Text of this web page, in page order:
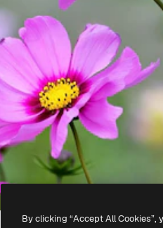
By clicking “Accept All